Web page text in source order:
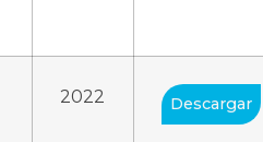
2022 Descargar